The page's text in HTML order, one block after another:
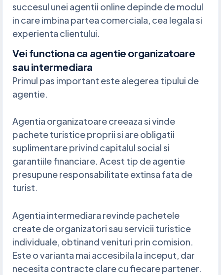
succesul unei agentii online depinde de modul
in care imbina partea comerciala, cea legala si
experienta clientului.
Vei functiona ca agentie organizatoare
sau intermediara
Primul pas important este alegerea tipului de
agentie.
Agentia organizatoare creeaza si vinde
pachete turistice proprii si are obligatii
suplimentare privind capitalul social si
garantiile financiare. Acest tip de agentie
presupune responsabilitate extinsa fata de
turist.
Agentia intermediara revinde pachetele
create de organizatori sau servicii turistice
individuale, obtinand venituri prin comision.
Este o varianta mai accesibila la inceput, dar
necesita contracte clare cu fiecare partener.